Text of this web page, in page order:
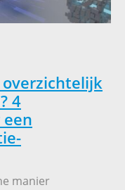
4
manier